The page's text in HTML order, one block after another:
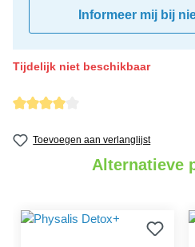
Informeer mij bij
Tijdelijk niet beschikbaar
Toevoegen aan verlanglijst
Alternatieve